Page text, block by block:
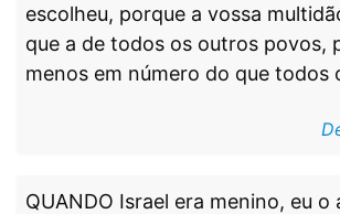
escolheu, porque a vossa
que a de todos os outros povos,
menos em número do que todos
QUANDO Israel era menino, eu o